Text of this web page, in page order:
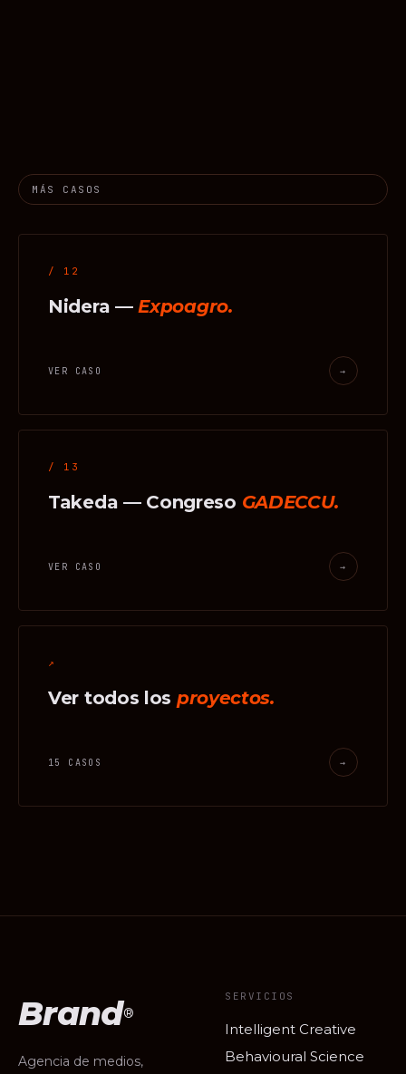
MÁS CASOS
/ 12
Nidera —Expoagro.
VER CASO →
/ 13
Takeda — Congreso GADECCU.
VER CASO →
↗
Ver todos los proyectos.
15 CASOS →
Brand®
Agencia de medios,
SERVICIOS
Intelligent Creative
Behavioural Science